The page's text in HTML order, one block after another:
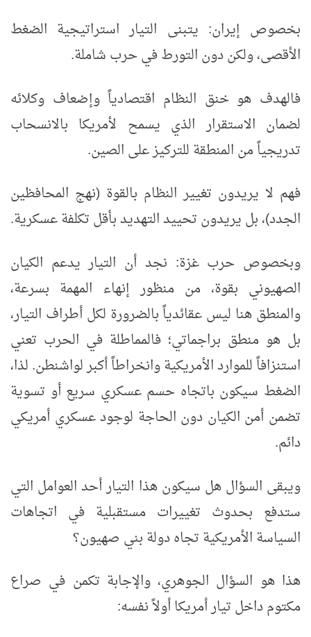
بخصوص إيران: يتبنى التيار استراتيجية الضغط
الأقصى، ولكن دون التورط في حرب شاملة.
فالهدف هو خنق النظام اقتصادياً وإضعاف وكلائه
لضمان الاستقرار الذي يسمح لأمريكا بالانسحاب
تدريجياً من المنطقة للتركيز على الصين.
فهم لا يريدون تغيير النظام بالقوة (نهج المحافظين
الجدد)، بل يريدون تحييد التهديد بأقل تكلفة عسكرية.
وبخصوص حرب غزة: نجد أن التيار يدعم الكيان
الصهيوني بقوة، من منظور إنهاء المهمة بسرعة،
والمنطق هنا ليس عقائدياً بالضرورة لكل أطراف التيار،
بل هو منطق براجماتي؛ فالمماطلة في الحرب تعني
استنزافاً للموارد الأمريكية وانخراطاً أكبر لواشنطن. لذا،
الضغط سيكون باتجاه حسم عسكري سريع أو تسوية
تضمن أمن الكيان دون الحاجة لوجود عسكري أمريكي
دائم.
ويبقى السؤال هل سيكون هذا التيار أحد العوامل التي
ستدفع بحدوث تغييرات مستقبلية في اتجاهات
السياسة الأمريكية تجاه دولة بني صهيون؟
هذا هو السؤال الجوهري، والإجابة تكمن في صراع
مكتوم داخل تيار أمريكا أولاً نفسه: